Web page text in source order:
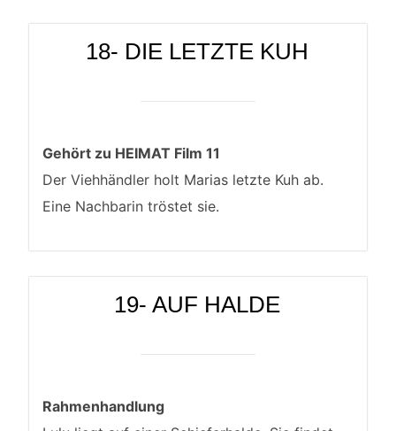
18- DIE LETZTE KUH
Gehört zu HEIMAT Film 11
Der Viehhändler holt Marias letzte Kuh ab.
Eine Nachbarin tröstet sie.
19- AUF HALDE
Rahmenhandlung